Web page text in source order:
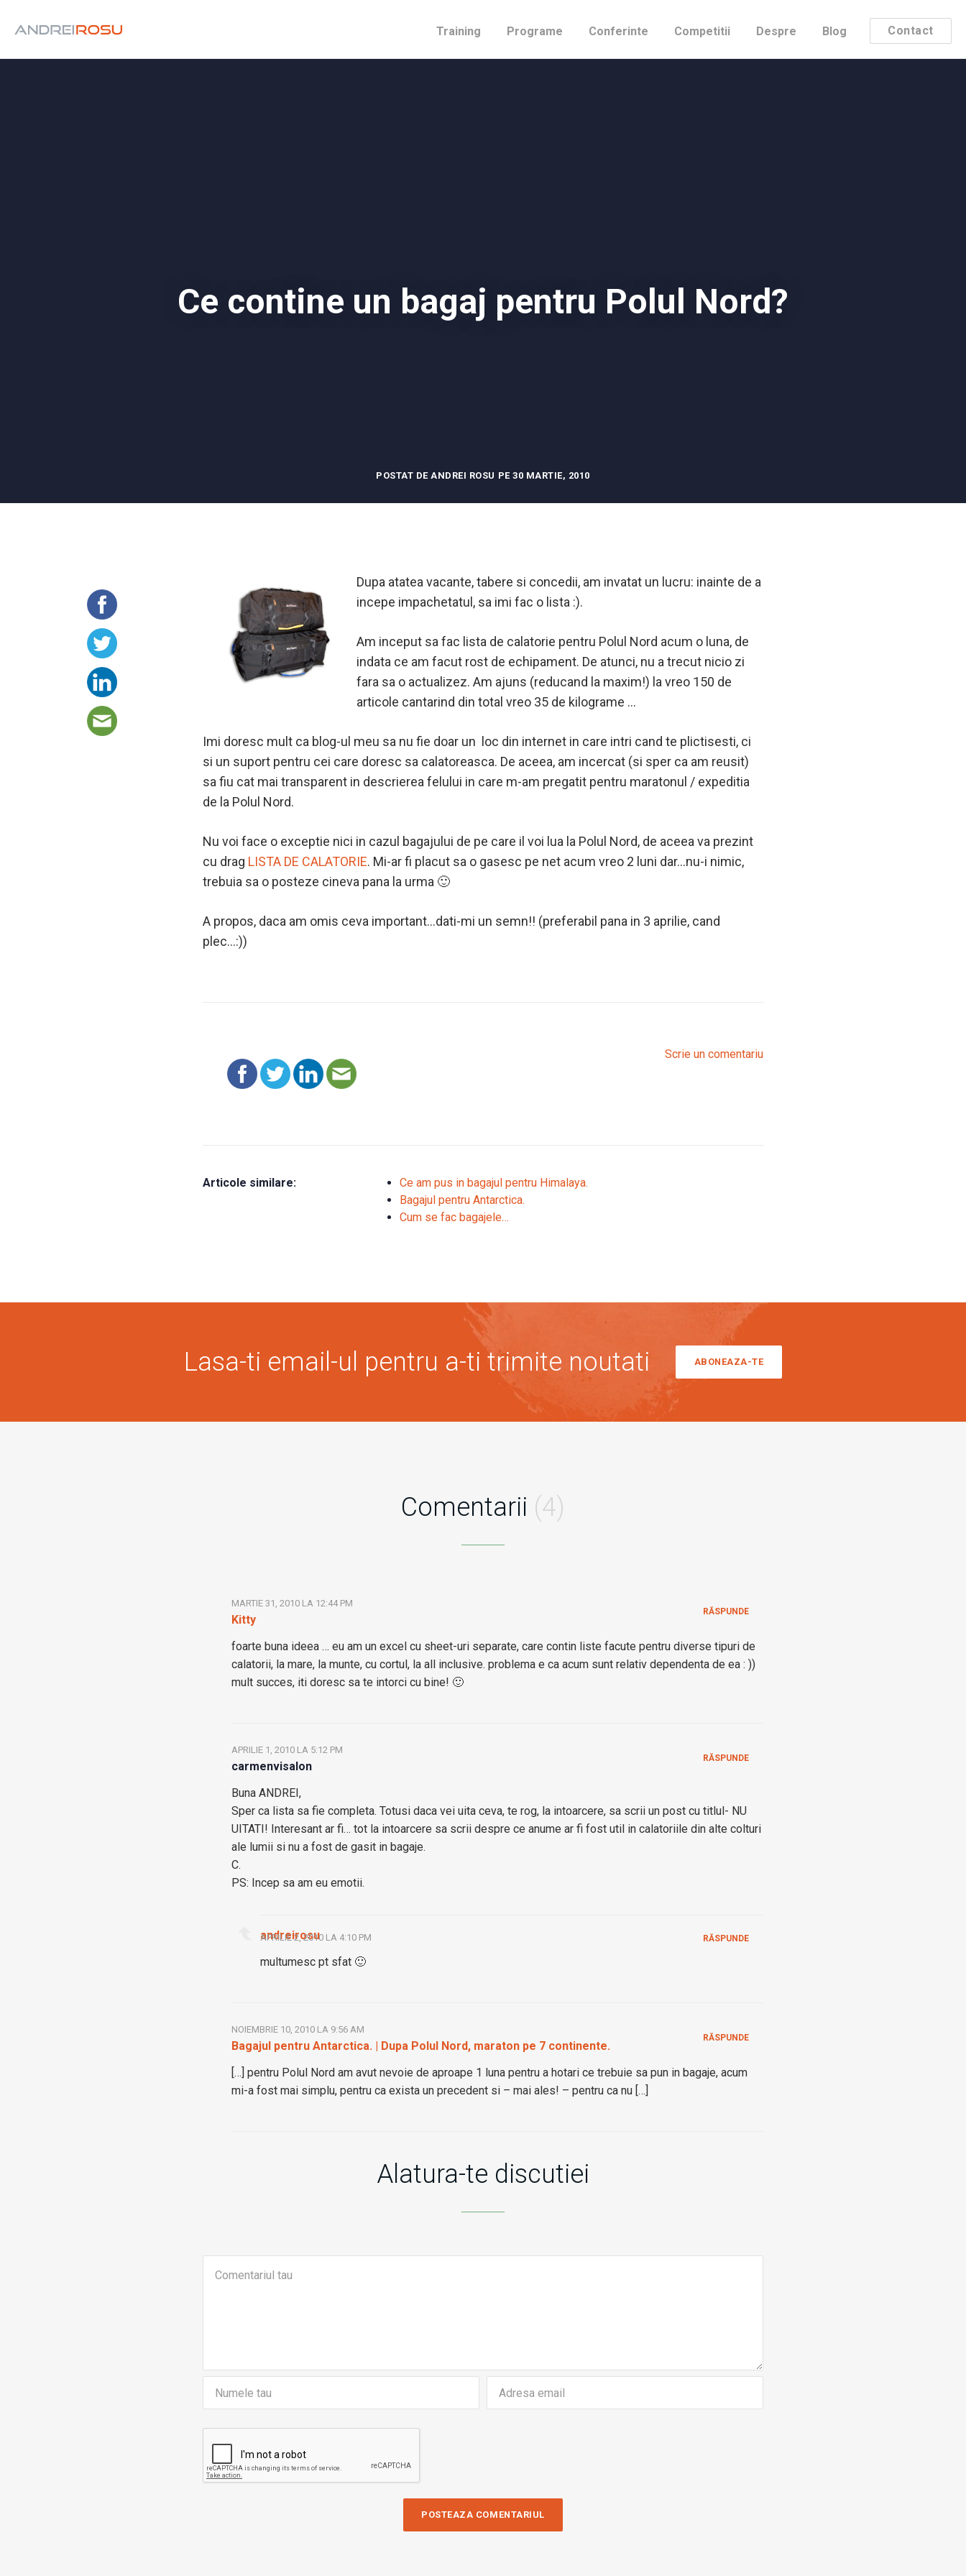
Training Programe Conferinte Competitii Despre Blog Contact
Ce contine un bagaj pentru Polul Nord?
POSTAT DE ANDREI ROSU PE 30 MARTIE, 2010
Dupa atatea vacante, tabere si concedii, am invatat un lucru: inainte de a
incepe impachetatul, sa imi fac o lista :).
Am inceput sa fac lista de calatorie pentru Polul Nord acum o luna, de
indata ce am facut rost de echipament. De atunci, nu a trecut nicio zi
fara sa o actualizez. Am ajuns (reducand la maxim!) la vreo 150 de
articole cantarind din total vreo 35 de kilograme …
Imi doresc mult ca blog-ul meu sa nu fie doar un loc din internet in care intri cand te plictisesti, ci
si un suport pentru cei care doresc sa calatoreasca. De aceea, am incercat (si sper ca am reusit)
sa fiu cat mai transparent in descrierea felului in care m-am pregatit pentru maratonul / expeditia
de la Polul Nord.
Nu voi face o exceptie nici in cazul bagajului de pe care il voi lua la Polul Nord, de aceea va prezint
cu drag LISTA DE CALATORIE. Mi-ar fi placut sa o gasesc pe net acum vreo 2 luni dar…nu-i nimic,
trebuia sa o posteze cineva pana la urma 🙂
A propos, daca am omis ceva important…dati-mi un semn!! (preferabil pana in 3 aprilie, cand
plec…:))
Scrie un comentariu
Articole similare:
Ce am pus in bagajul pentru Himalaya.
Bagajul pentru Antarctica.
Cum se fac bagajele…
Lasa-ti email-ul pentru a-ti trimite noutati ABONEAZA-TE
Comentarii (4)
Kitty
MARTIE 31, 2010 LA 12:44 PM
foarte buna ideea … eu am un excel cu sheet-uri separate, care contin liste facute pentru diverse tipuri de
calatorii, la mare, la munte, cu cortul, la all inclusive. problema e ca acum sunt relativ dependenta de ea : ))
mult succes, iti doresc sa te intorci cu bine! 🙂
RĂSPUNDE
carmenvisalon
APRILIE 1, 2010 LA 5:12 PM
Buna ANDREI,
Sper ca lista sa fie completa. Totusi daca vei uita ceva, te rog, la intoarcere, sa scrii un post cu titlul- NU
UITATI! Interesant ar fi… tot la intoarcere sa scrii despre ce anume ar fi fost util in calatoriile din alte colturi
ale lumii si nu a fost de gasit in bagaje.
C.
PS: Incep sa am eu emotii.
RĂSPUNDE
andreirosu
APRILIE 2, 2010 LA 4:10 PM
multumesc pt sfat 🙂
RĂSPUNDE
Bagajul pentru Antarctica. | Dupa Polul Nord, maraton pe 7 continente.
NOIEMBRIE 10, 2010 LA 9:56 AM
[…] pentru Polul Nord am avut nevoie de aproape 1 luna pentru a hotari ce trebuie sa pun in bagaje, acum
mi-a fost mai simplu, pentru ca exista un precedent si – mai ales! – pentru ca nu […]
RĂSPUNDE
Alatura-te discutiei